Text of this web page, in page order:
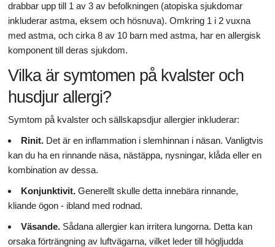
drabbar upp till 1 av 3 av befolkningen (atopiska sjukdomar
inkluderar astma, eksem och hösnuva). Omkring 1 i 2 vuxna
med astma, och cirka 8 av 10 barn med astma, har en allergisk
komponent till deras sjukdom.
Vilka är symtomen på kvalster och
husdjur allergi?
Symtom på kvalster och sällskapsdjur allergier inkluderar:
Rinit. Det är en inflammation i slemhinnan i näsan. Vanligtvis
kan du ha en rinnande näsa, nästäppa, nysningar, klåda eller en
kombination av dessa.
Konjunktivit. Generellt skulle detta innebära rinnande,
kliande ögon - ibland med rodnad.
Väsande. Sådana allergier kan irritera lungorna. Detta kan
orsaka förträngning av luftvägarna, vilket leder till högljudda